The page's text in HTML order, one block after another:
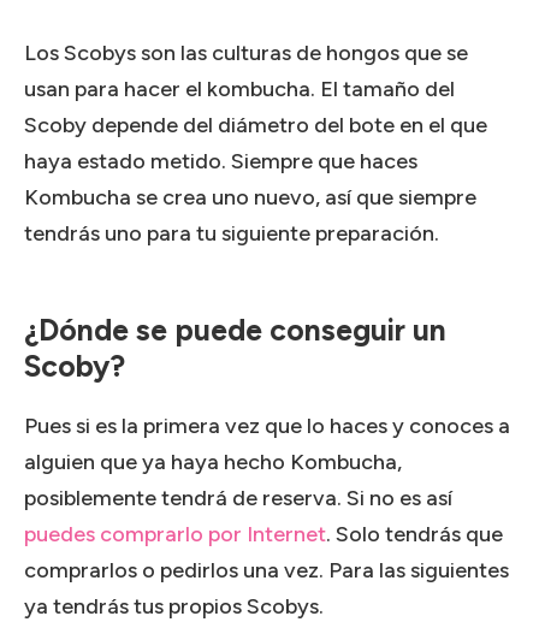
Los Scobys son las culturas de hongos que se
usan para hacer el kombucha. El tamaño del
Scoby depende del diámetro del bote en el que
haya estado metido. Siempre que haces
Kombucha se crea uno nuevo, así que siempre
tendrás uno para tu siguiente preparación.
¿Dónde se puede conseguir un
Scoby?
Pues si es la primera vez que lo haces y conoces a
alguien que ya haya hecho Kombucha,
posiblemente tendrá de reserva. Si no es así
puedes comprarlo por Internet. Solo tendrás que
comprarlos o pedirlos una vez. Para las siguientes
ya tendrás tus propios Scobys.